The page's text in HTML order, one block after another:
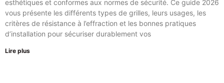
esthétiques et conformes aux normes de sécurité. Ce guide 2026
vous présente les différents types de grilles, leurs usages, les
critères de résistance à l’effraction et les bonnes pratiques
d’installation pour sécuriser durablement vos
Lire plus